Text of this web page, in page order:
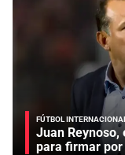
FÚTBOL INTERNACIONAL
Juan Reynoso,
para firmar por